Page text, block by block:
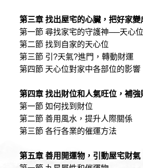
第三章 找出屋宅的心臟，把好家變
第一節 尋找家宅的守護神──天心位
第二節 找到自家的天心位
第三節 引?天氣?進門，轉動財運
第四節 天心位對家中各部位的影響
第四章 找出財位和人氣旺位，補強
第一節 如何找到財位
第二節 善用風水，提升人際關係
第三節 各行各業的催運方法
第五章 善用開運物，引動屋宅財氣